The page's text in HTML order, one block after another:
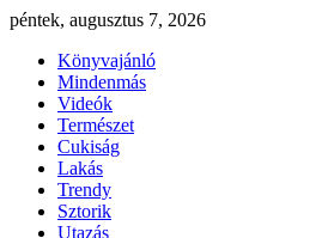
péntek, augusztus 7, 2026
Könyvajánló
Mindenmás
Videók
Természet
Cukiság
Lakás
Trendy
Sztorik
Utazás